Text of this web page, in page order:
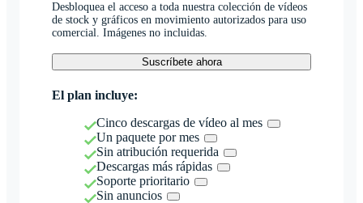
Desbloquea el acceso a toda nuestra colección de vídeos
de stock y gráficos en movimiento autorizados para uso
comercial. Imágenes no incluidas.
Suscríbete ahora
El plan incluye:
Cinco descargas de vídeo al mes
Un paquete por mes
Sin atribución requerida
Descargas más rápidas
Soporte prioritario
Sin anuncios